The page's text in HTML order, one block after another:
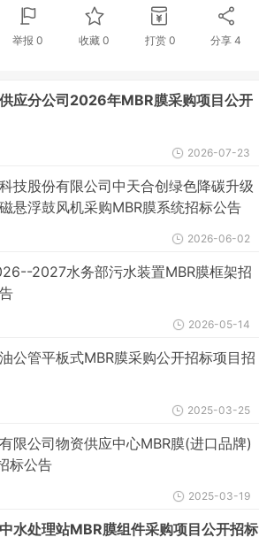
举报 0 收藏 0 打赏 0 分享4
应分公司2026年MBR膜采购项目公开
2026-07-23
技股份有限公司中天合创绿色降碳升级
悬浮鼓风机采购MBR膜系统招标公告
2026-06-02
2027水务部污水装置MBR膜框架招
2026-05-14
公管平板式MBR膜采购公开招标项目招
2025-03-25
限公司物资供应中心MBR膜(进口品牌)
标公告
2025-03-19
水处理站MBR膜组件采购项目公开招标